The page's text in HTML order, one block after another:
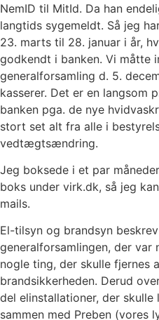
NemID til MitId. Da han
langtids sygemeldt. Så jeg
23. marts til 28. januar i år,
godkendt i banken. Vi måtte
generalforsamling d. 5.
kasserer. Det er en langsom
banken pga. de nye
stort set alt fra alle i
vedtægtsændring.
Jeg boksede i et par
boks under virk.dk, så jeg
mails.
El-tilsyn og brandsyn
generalforsamlingen, der
nogle ting, der skulle fjernes
brandsikkerheden. Derud
del elinstallationer, der
sammen med Preben (vores